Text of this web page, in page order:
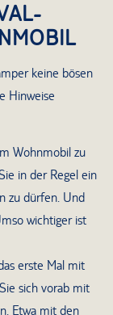
keine bösen
Hinweise
Wohnmobil zu
in der Regel ein
zu dürfen. Und
wichtiger ist
erste Mal mit
sich vorab mit
Etwa mit den